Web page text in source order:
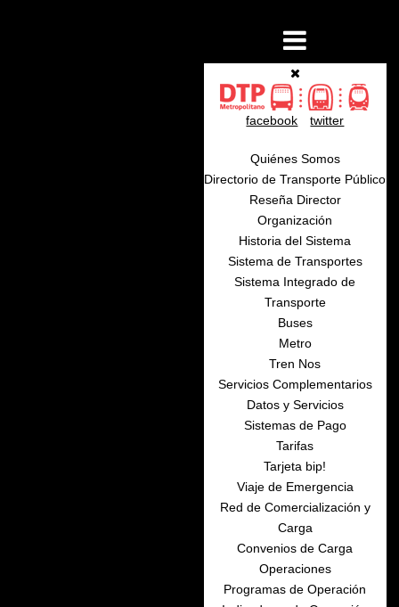
facebook twitter
Quiénes Somos
Directorio de Transporte Público
Reseña Director
Organización
Historia del Sistema
Sistema de Transportes
Sistema Integrado de
Transporte
Buses
Metro
Tren Nos
Servicios Complementarios
Datos y Servicios
Sistemas de Pago
Tarifas
Tarjeta bip!
Viaje de Emergencia
Red de Comercialización y
Carga
Convenios de Carga
Operaciones
Programas de Operación